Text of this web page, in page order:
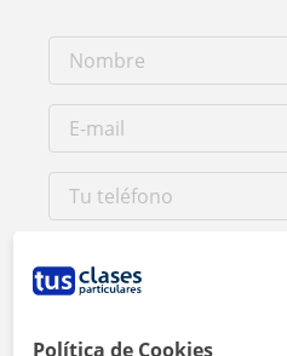
Política de Cookies